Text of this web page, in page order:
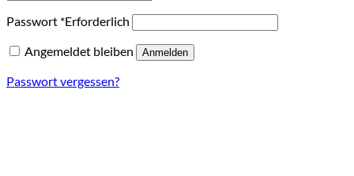
Passwort *Erforderlich
Angemeldet bleiben
Anmelden
Passwort vergessen?